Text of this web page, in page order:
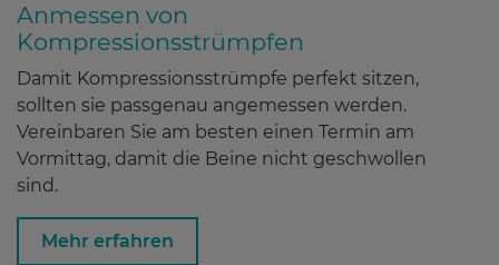
Gesundheitstipps
Service
Anmessen von
Kompressionsstrümpfen
Damit Kompressionsstrümpfe perfekt sitzen,
sollten sie passgenau angemessen werden.
Vereinbaren Sie am besten einen Termin am
Vormittag, damit die Beine nicht geschwollen
sind.
Mehr erfahren